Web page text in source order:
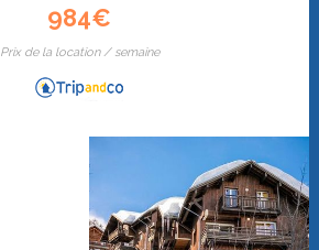
984€
Prix de la location / semaine